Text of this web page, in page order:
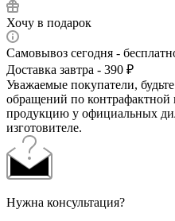
Хочу в подарок
Самовывоз сегодня -
Доставка завтра - 390 ₽
Уважаемые покупатели,
обращений по контрафактной
продукцию у официальных
изготовителе.
Нужна консультация?